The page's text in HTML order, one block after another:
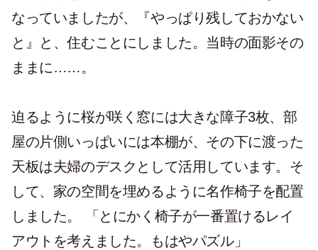
なっていましたが、『やっぱり残しておかない
と』と、住むことにしました。当時の面影その
ままに……。
迫るように桜が咲く窓には大きな障子3枚、部
屋の片側いっぱいには本棚が、その下に渡った
天板は夫婦のデスクとして活用しています。そ
して、家の空間を埋めるように名作椅子を配置
しました。 「とにかく椅子が一番置けるレイ
アウトを考えました。もはやパズル」